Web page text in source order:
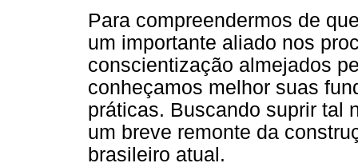
Para compreendermos de
um importante aliado nos
conscientização almejados
conheçamos melhor suas
práticas. Buscando suprir tal
um breve remonte da
brasileiro atual.